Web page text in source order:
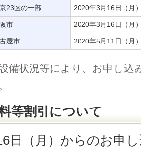
23区の一部 2020年3月16日（月
市 2020年3月16日（月
屋市 2020年5月11日（月
備状況等により、お申し込
等割引について
日（月）からのお申